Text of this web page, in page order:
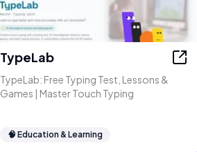
TypeLab
TypeLab: Free Typing Test, Lessons &
Games | Master Touch Typing
🧠 Education & Learning